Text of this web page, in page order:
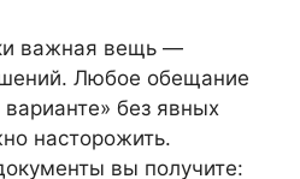
важная вещь —
Любое обещание
без явных
насторожить.
вы получите: